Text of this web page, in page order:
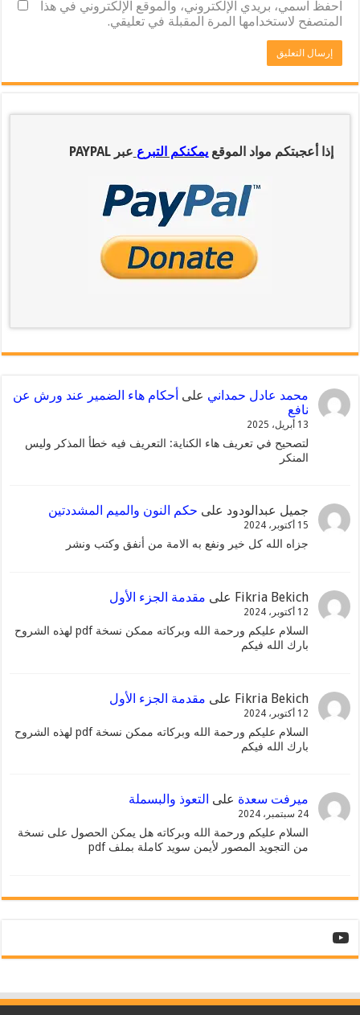
احفظ اسمي، بريدي الإلكتروني، والموقع الإلكتروني في هذا
المتصفح لاستخدامها المرة المقبلة في تعليقي.
إذا أعجبتكم مواد الموقع يمكنكم التبرع عبر PAYPAL
محمد عادل حمدانيعلى أحكام هاء الضمير عند ورش عن
نافع
13 أبريل، 2025
لتصحيح في تعريف هاء الكناية: التعريف فيه خطأ المذكر وليس
المنكر
جميل عبدالودودعلى حكم النون والميم المشددتين
15 أكتوبر، 2024
جزاه الله كل خير ونفع به الامة من أنفق وكتب ونشر
Fikria Bekichعلى مقدمة الجزء الأول
12 أكتوبر، 2024
السلام عليكم ورحمة الله وبركاته ممكن نسخة pdf لهذه الشروح
بارك الله فيكم
Fikria Bekichعلى مقدمة الجزء الأول
12 أكتوبر، 2024
السلام عليكم ورحمة الله وبركاته ممكن نسخة pdf لهذه الشروح
بارك الله فيكم
ميرفت سعدةعلى التعوذ والبسملة
24 سبتمبر، 2024
السلام عليكم ورحمة الله وبركاته هل يمكن الحصول على نسخة
من التجويد المصور لأيمن سويد كاملة بملف pdf
YouTube